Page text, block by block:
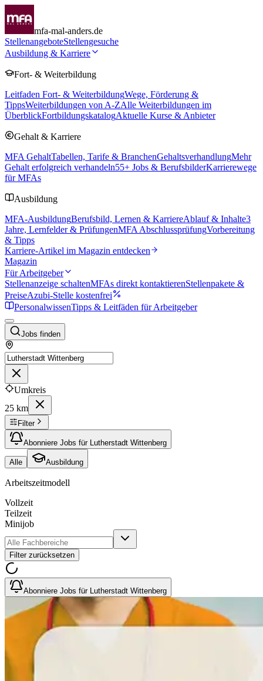
mfa-mal-anders.de
StellenangeboteStellengesuche
Ausbildung & Karriere
Fort- & Weiterbildung
Leitfaden Fort- & WeiterbildungWege, Förderung &
TippsWeiterbildungen von A-ZAlle Weiterbildungen im
ÜberblickFortbildungskatalogAktuelle Kurse & Anbieter
Gehalt & Karriere
MFA GehaltTabellen, Tarife & BranchenGehaltsverhandlungMehr
Gehalt erfolgreich verhandeln55+ Jobs & BerufsbilderKarrierewege
für MFAs
Ausbildung
MFA-AusbildungBerufsbild, Lernen & KarriereAblauf & Inhalte3
Jahre, Lernfelder & PrüfungenMFA AbschlussprüfungVorbereitung
& Tipps
Karriere-Artikel im Magazin entdecken
Magazin
Für Arbeitgeber
Stellenanzeige schaltenMFAs direkt kontaktierenStellenpakete &
PreiseAzubi-Stelle kostenfrei
PersonalwissenTipps & Leitfäden für Arbeitgeber
Jobs finden
Umkreis
25 km
Filter
Abonniere Jobs für Lutherstadt Wittenberg
Alle Ausbildung
Arbeitszeitmodell
Vollzeit
Teilzeit
Minijob
Filter zurücksetzen
Abonniere Jobs für Lutherstadt Wittenberg